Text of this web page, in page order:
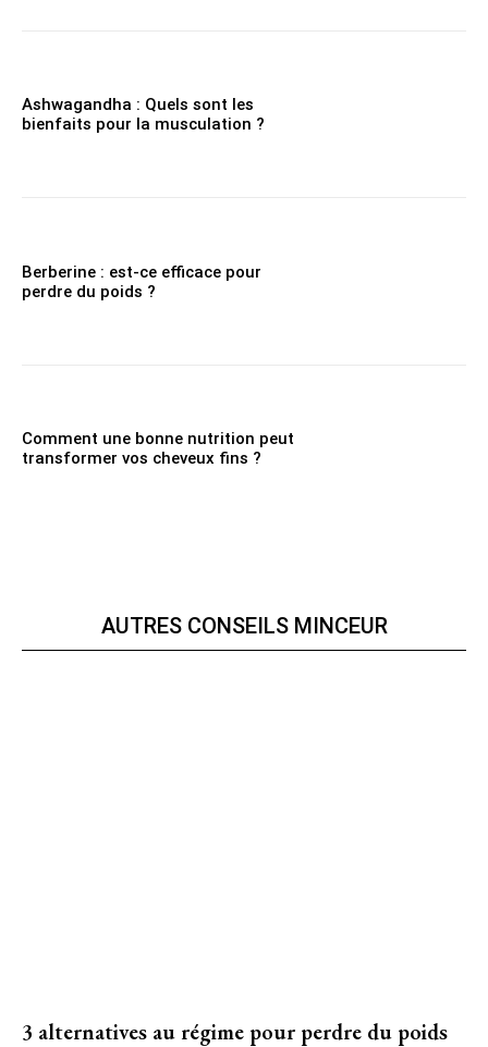
Ashwagandha : Quels sont les
bienfaits pour la musculation ?
Berberine : est-ce efficace pour
perdre du poids ?
Comment une bonne nutrition peut
transformer vos cheveux fins ?
AUTRES CONSEILS MINCEUR
3 alternatives au régime pour perdre du poids